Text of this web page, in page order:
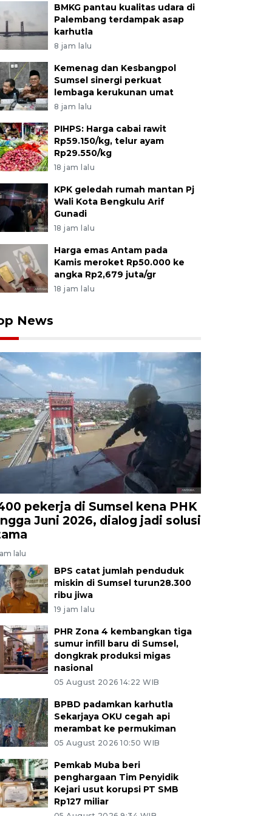
BMKG pantau kualitas udara di
Palembang terdampak asap
karhutla
8 jam lalu
Kemenag dan Kesbangpol
Sumsel sinergi perkuat
lembaga kerukunan umat
8 jam lalu
PIHPS: Harga cabai rawit
Rp59.150/kg, telur ayam
Rp29.550/kg
18 jam lalu
KPK geledah rumah mantan Pj
Wali Kota Bengkulu Arif
Gunadi
18 jam lalu
Harga emas Antam pada
Kamis meroket Rp50.000 ke
angka Rp2,679 juta/gr
18 jam lalu
News
pekerja di Sumsel kena PHK
Juni 2026, dialog jadi solusi
lalu
BPS catat jumlah penduduk
miskin di Sumsel turun28.300
ribu jiwa
19 jam lalu
PHR Zona 4 kembangkan tiga
sumur infill baru di Sumsel,
dongkrak produksi migas
nasional
05 August 2026 14:22 WIB
BPBD padamkan karhutla
Sekarjaya OKU cegah api
merambat ke permukiman
05 August 2026 10:50 WIB
Pemkab Muba beri
penghargaan Tim Penyidik
Kejari usut korupsi PT SMB
Rp127 miliar